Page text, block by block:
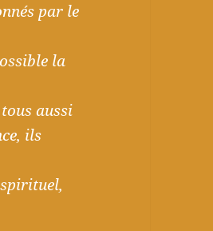
par le
la
aussi
ils